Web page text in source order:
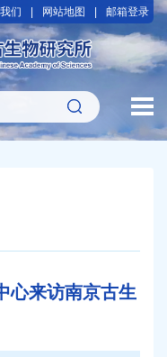
们 网站地图 邮箱登录
心来访南京古生